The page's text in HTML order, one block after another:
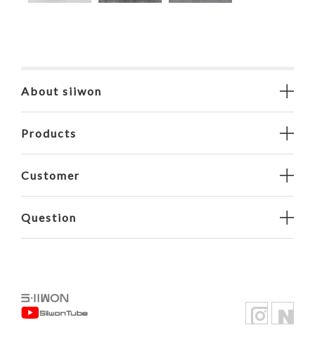
About siiwon
Products
Customer
Question